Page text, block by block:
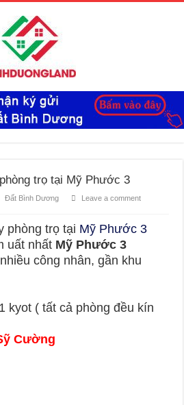
trọ tại Mỹ Phước 3
Đất Bình Dương
Leave a comment
phòng trọ tại Mỹ Phước 3
uất nhất Mỹ Phước 3
công nhân, gần khu
kyot ( tất cả phòng đều kín
Cường